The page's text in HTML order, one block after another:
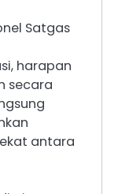
Satgas
harapan
secara
antara